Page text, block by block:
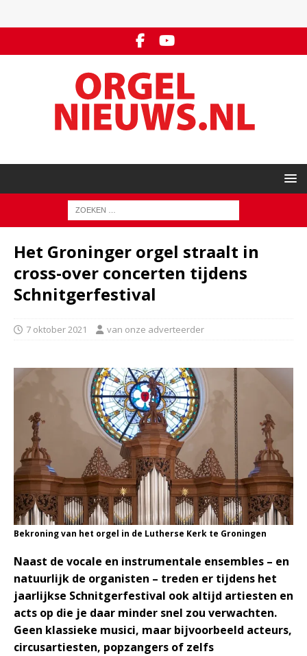
Het Groninger orgel straalt in
cross-over concerten tijdens
Schnitgerfestival
7 oktober 2021 van onze adverteerder
Bekroning van het orgel in de Lutherse Kerk te Groningen
Naast de vocale en instrumentale ensembles – en
natuurlijk de organisten – treden er tijdens het
jaarlijkse Schnitgerfestival ook altijd artiesten en
acts op die je daar minder snel zou verwachten.
Geen klassieke musici, maar bijvoorbeeld acteurs,
circusartiesten, popzangers of zelfs